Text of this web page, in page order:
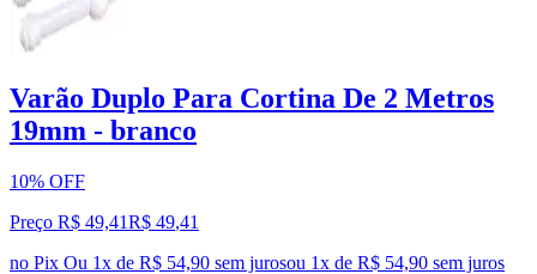
Varão Duplo Para Cortina De 2 Metros
19mm - branco
10% OFF
Preço R$ 49,41R$ 49,41
no Pix Ou 1x de R$ 54,90 sem jurosou 1x de R$ 54,90 sem juros